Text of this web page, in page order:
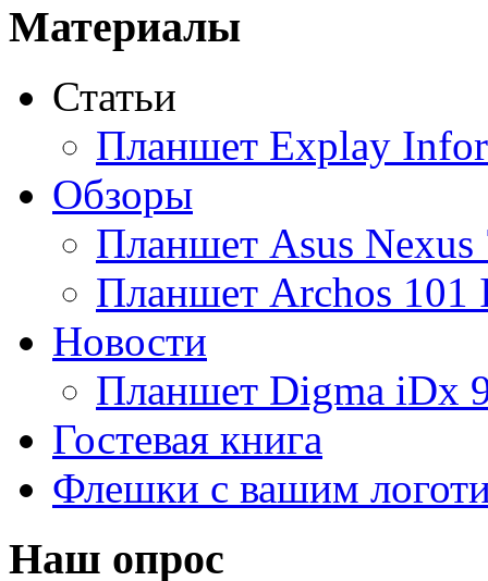
Acme
Ainol(9)
Altinet
Amazon
Amber
Ampe(1)
Apache
Apple(28)
Apriori
Archos(1)
Armaggeddon
Материалы
Статьи
Планшет Explay
Обзоры
Планшет Asus Nexus
Планшет Archos 101
Новости
Планшет Digma iDx
Гостевая книга
Флешки с вашим
Наш опрос